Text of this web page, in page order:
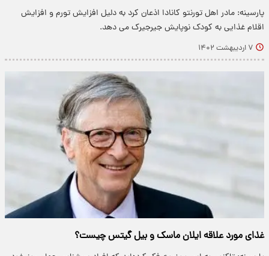
پارسینه: مادر اهل تورنتو کانادا اذعان کرد به دلیل افزایش تورم و افزایش
اقلام غذایی به کودک نوپایش جیرجیرک می دهد.
۷ اردیبهشت ۱۴۰۲
غذای مورد علاقه ایلان ماسک و بیل گیتس چیست؟